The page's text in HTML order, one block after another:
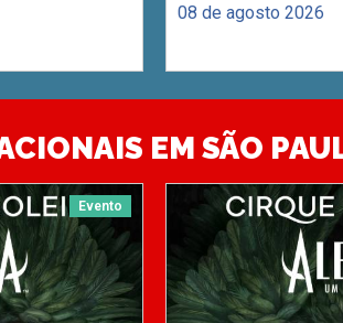
08 de agosto 2026
EM SÃO
Evento